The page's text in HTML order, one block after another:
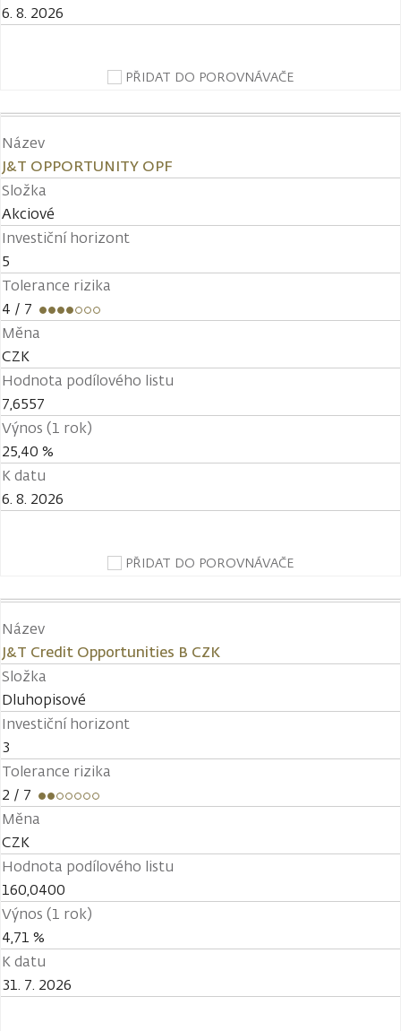
6. 8. 2026
PŘIDAT DO POROVNÁVAČE
Název
J&T OPPORTUNITY OPF
Složka
Akciové
Investiční horizont
5
Tolerance rizika
4 / 7
Měna
CZK
Hodnota podílového listu
7,6557
Výnos (1 rok)
25,40 %
K datu
6. 8. 2026
PŘIDAT DO POROVNÁVAČE
Název
J&T Credit Opportunities B CZK
Složka
Dluhopisové
Investiční horizont
3
Tolerance rizika
2 / 7
Měna
CZK
Hodnota podílového listu
160,0400
Výnos (1 rok)
4,71 %
K datu
31. 7. 2026